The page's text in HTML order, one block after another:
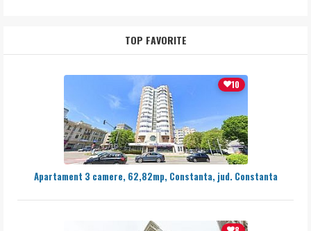
TOP FAVORITE
10
Apartament 3 camere, 62,82mp, Constanta, jud. Constanta